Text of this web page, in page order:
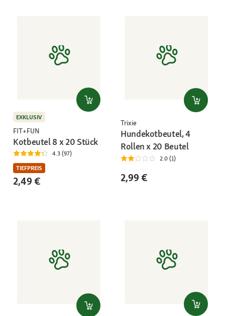
EXKLUSIV
FIT+FUN
Kotbeutel 8 x 20 Stück
4.3 (97)
TIEFPREIS
2,49 €
Trixie
Hundekotbeutel, 4
Rollen x 20 Beutel
2.0 (1)
2,99 €